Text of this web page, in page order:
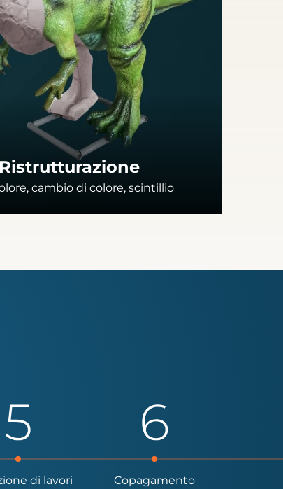
cambio di colore, scintillio
di lavori
Copagamento